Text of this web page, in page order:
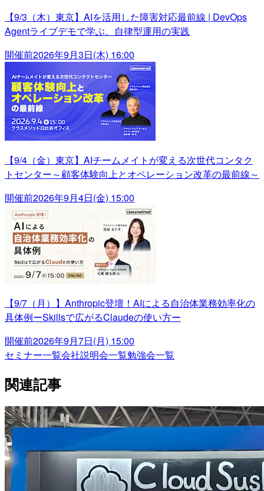
【9/3（木）東京】AIを活用した障害対応最前線 | DevOps
Agentライブデモで学ぶ、自律型運用の実践
開催前2026年9月3日(木) 16:00
【9/4（金）東京】AIチームメイトが変える次世代コンタク
トセンター～顧客体験向上とオペレーション改革の最前線～
開催前2026年9月4日(金) 15:00
【9/7（月）】Anthropic登壇！AIによる自治体業務効率化の
具体例ーSkillsで広がるClaudeの使い方ー
開催前2026年9月7日(月) 15:00
セミナー一覧会社説明会一覧勉強会一覧
関連記事